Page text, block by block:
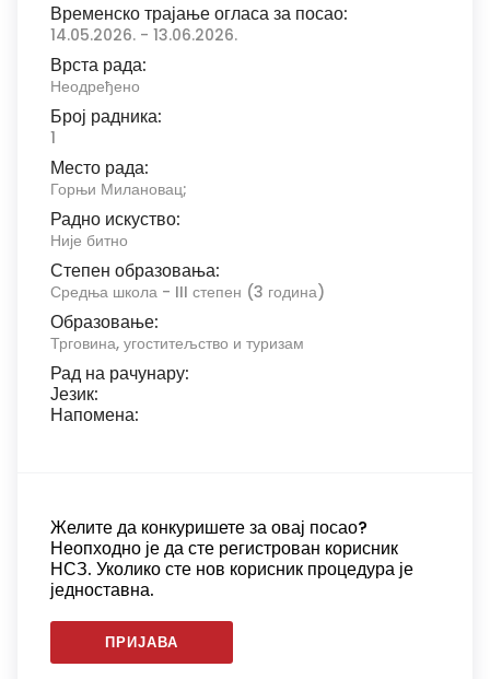
Временско трајање огласа за посао:
14.05.2026. - 13.06.2026.
Врста рада:
Неодређено
Број радника:
1
Место рада:
Горњи Милановац;
Радно искуство:
Није битно
Степен образовања:
Средња школа - III степен (3 година)
Образовање:
Трговина, угоститељство и туризам
Рад на рачунару:
Језик:
Напомена:
Желите да конкуришете за овај посао?
Неопходно је да сте регистрован корисник
НСЗ. Уколико сте нов корисник процедура је
једноставна.
ПРИЈАВА